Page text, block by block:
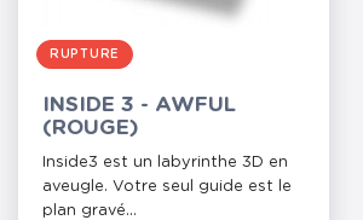
RUPTURE
INSIDE 3 - AWFUL
(ROUGE)
Inside3 est un labyrinthe 3D en
aveugle. Votre seul guide est le
plan gravé...